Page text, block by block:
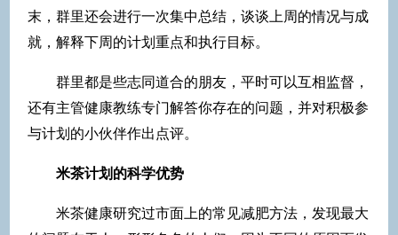
末，群里还会进行一次集中总结，谈谈上周的情况与成
就，解释下周的计划重点和执行目标。
群里都是些志同道合的朋友，平时可以互相监督，
还有主管健康教练专门解答你存在的问题，并对积极参
与计划的小伙伴作出点评。
米茶计划的科学优势
米茶健康研究过市面上的常见减肥方法，发现最大